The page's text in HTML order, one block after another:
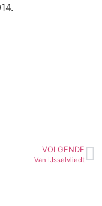
VOLGENDE
Van IJsselvliedt